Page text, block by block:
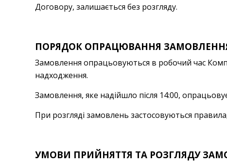
Договору, залишається без розгляду.
ПОРЯДОК ОПРАЦЮВАННЯ
Замовлення опрацьовуються в робочий час
надходження.
Замовлення, яке надійшло після 14:00,
При розгляді замовлень застосовуються
УМОВИ ПРИЙНЯТТЯ ТА РОЗГЛЯДУ